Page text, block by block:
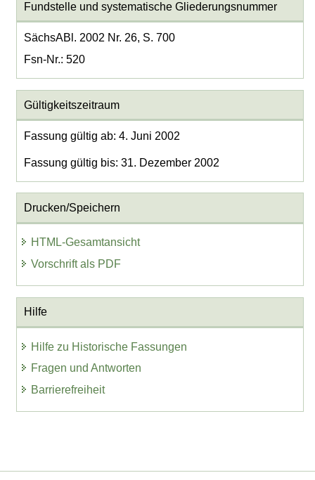
Fundstelle und systematische Gliederungsnummer
SächsABl. 2002 Nr. 26, S. 700
Fsn-Nr.: 520
Gültigkeitszeitraum
Fassung gültig ab: 4. Juni 2002
Fassung gültig bis: 31. Dezember 2002
Drucken/Speichern
HTML-Gesamtansicht
Vorschrift als PDF
Hilfe
Hilfe zu Historische Fassungen
Fragen und Antworten
Barrierefreiheit